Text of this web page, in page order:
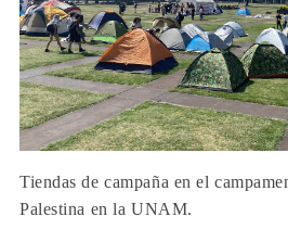
Tiendas de campaña en el
Palestina en la UNAM.